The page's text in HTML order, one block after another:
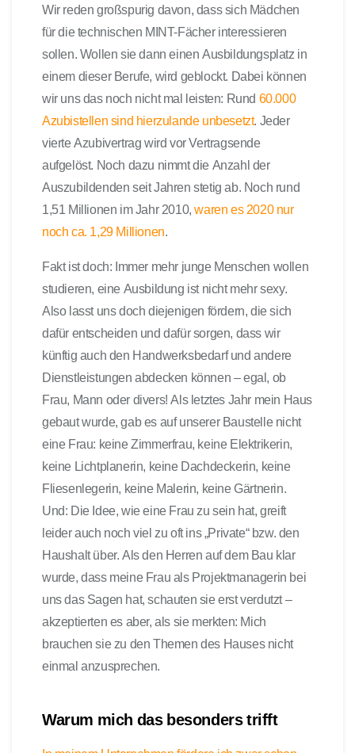
Wir reden großspurig davon, dass sich Mädchen
für die technischen MINT-Fächer interessieren
sollen. Wollen sie dann einen Ausbildungsplatz in
einem dieser Berufe, wird geblockt. Dabei können
wir uns das noch nicht mal leisten: Rund 60.000
Azubistellen sind hierzulande unbesetzt. Jeder
vierte Azubivertrag wird vor Vertragsende
aufgelöst. Noch dazu nimmt die Anzahl der
Auszubildenden seit Jahren stetig ab. Noch rund
1,51 Millionen im Jahr 2010,waren es 2020 nur
noch ca. 1,29 Millionen.
Fakt ist doch: Immer mehr junge Menschen wollen
studieren, eine Ausbildung ist nicht mehr sexy.
Also lasst uns doch diejenigen fördern, die sich
dafür entscheiden und dafür sorgen, dass wir
künftig auch den Handwerksbedarf und andere
Dienstleistungen abdecken können – egal, ob
Frau, Mann oder divers! Als letztes Jahr mein Haus
gebaut wurde, gab es auf unserer Baustelle nicht
eine Frau: keine Zimmerfrau, keine Elektrikerin,
keine Lichtplanerin, keine Dachdeckerin, keine
Fliesenlegerin, keine Malerin, keine Gärtnerin.
Und: Die Idee, wie eine Frau zu sein hat, greift
leider auch noch viel zu oft ins „Private“ bzw. den
Haushalt über. Als den Herren auf dem Bau klar
wurde, dass meine Frau als Projektmanagerin bei
uns das Sagen hat, schauten sie erst verdutzt –
akzeptierten es aber, als sie merkten: Mich
brauchen sie zu den Themen des Hauses nicht
einmal anzusprechen.
Warum mich das besonders trifft